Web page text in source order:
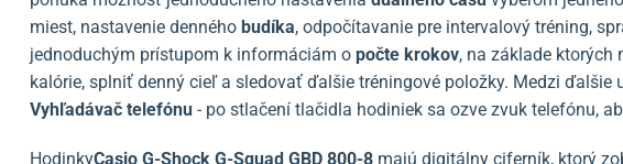
miest, nastavenie denného budíka, odpočítavanie pre intervalový tréning,
jednoduchým prístupom k informáciám o počte krokov, na základe ktorých
kalórie, splniť denný cieľ a sledovať ďalšie tréningové položky. Medzi ďalšie
Vyhľadávač telefónu - po stlačení tlačidla hodiniek sa ozve zvuk telefónu,
HodinkyCasio G-Shock G-Squad GBD 800-8 majú digitálny ciferník, ktorý